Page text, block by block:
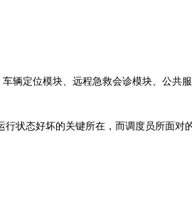
辆定位模块、远程急救会诊模块、公共
状态好坏的关键所在，而调度员所面对